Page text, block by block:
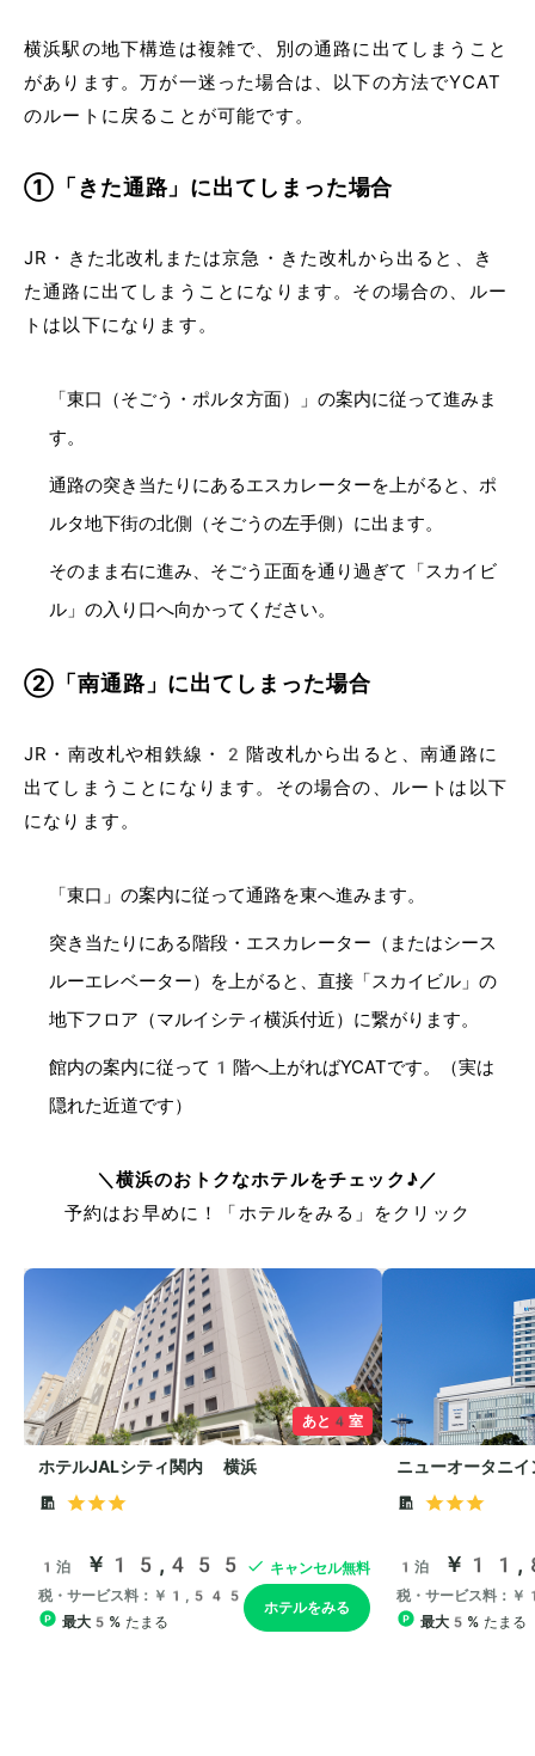
横浜駅の地下構造は複雑で、別の通路に出てしまうこと
があります。万が一迷った場合は、以下の方法でYCAT
のルートに戻ることが可能です。
①「きた通路」に出てしまった場合
JR・きた北改札または京急・きた改札から出ると、き
た通路に出てしまうことになります。その場合の、ルー
トは以下になります。
「東口（そごう・ポルタ方面）」の案内に従って進みま
す。
通路の突き当たりにあるエスカレーターを上がると、ポ
ルタ地下街の北側（そごうの左手側）に出ます。
そのまま右に進み、そごう正面を通り過ぎて「スカイビ
ル」の入り口へ向かってください。
②「南通路」に出てしまった場合
JR・南改札や相鉄線・2階改札から出ると、南通路に
出てしまうことになります。その場合の、ルートは以下
になります。
「東口」の案内に従って通路を東へ進みます。
突き当たりにある階段・エスカレーター（またはシース
ルーエレベーター）を上がると、直接「スカイビル」の
地下フロア（マルイシティ横浜付近）に繋がります。
館内の案内に従って1階へ上がればYCATです。（実は
隠れた近道です）
＼横浜のおトクなホテルをチェック♪／
予約はお早めに！「ホテルをみる」をクリック